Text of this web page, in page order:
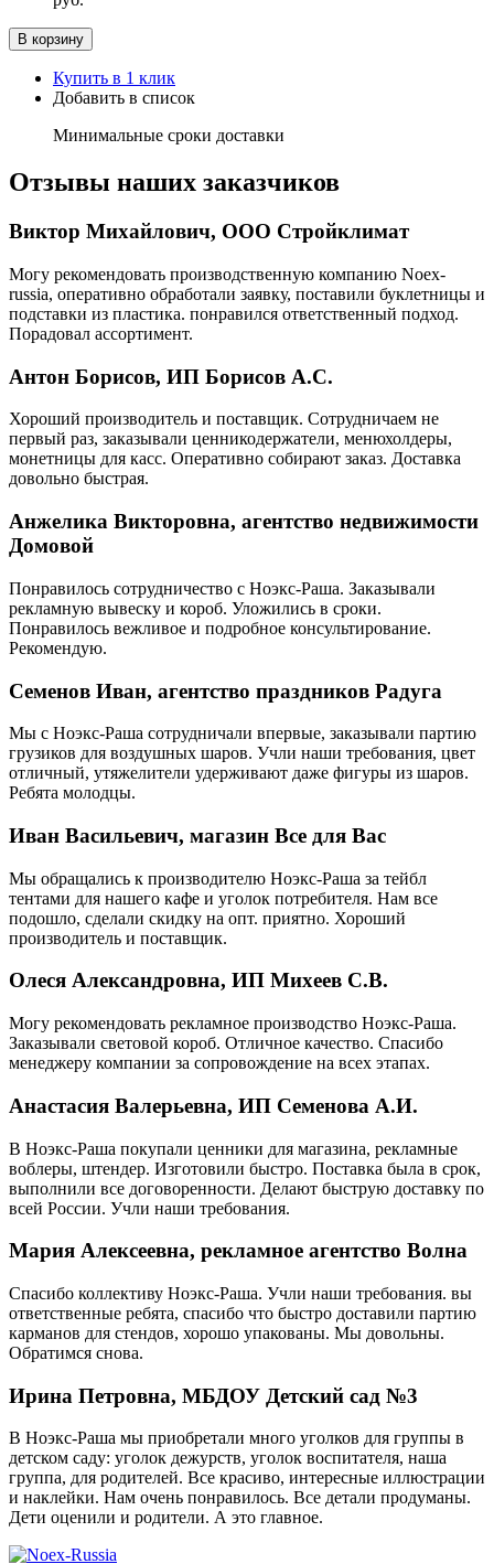
В корзину
Купить в 1 клик
Добавить в список
Минимальные сроки доставки
Отзывы наших заказчиков
Виктор Михайлович, ООО Стройклимат
Могу рекомендовать производственную компанию Noex-
russia, оперативно обработали заявку, поставили буклетницы и
подставки из пластика. понравился ответственный подход.
Порадовал ассортимент.
Антон Борисов, ИП Борисов А.С.
Хороший производитель и поставщик. Сотрудничаем не
первый раз, заказывали ценникодержатели, менюхолдеры,
монетницы для касс. Оперативно собирают заказ. Доставка
довольно быстрая.
Анжелика Викторовна, агентство недвижимости
Домовой
Понравилось сотрудничество с Ноэкс-Раша. Заказывали
рекламную вывеску и короб. Уложились в сроки.
Понравилось вежливое и подробное консультирование.
Рекомендую.
Семенов Иван, агентство праздников Радуга
Мы с Ноэкс-Раша сотрудничали впервые, заказывали партию
грузиков для воздушных шаров. Учли наши требования, цвет
отличный, утяжелители удерживают даже фигуры из шаров.
Ребята молодцы.
Иван Васильевич, магазин Все для Вас
Мы обращались к производителю Ноэкс-Раша за тейбл
тентами для нашего кафе и уголок потребителя. Нам все
подошло, сделали скидку на опт. приятно. Хороший
производитель и поставщик.
Олеся Александровна, ИП Михеев С.В.
Могу рекомендовать рекламное производство Ноэкс-Раша.
Заказывали световой короб. Отличное качество. Спасибо
менеджеру компании за сопровождение на всех этапах.
Анастасия Валерьевна, ИП Семенова А.И.
В Ноэкс-Раша покупали ценники для магазина, рекламные
воблеры, штендер. Изготовили быстро. Поставка была в срок,
выполнили все договоренности. Делают быструю доставку по
всей России. Учли наши требования.
Мария Алексеевна, рекламное агентство Волна
Спасибо коллективу Ноэкс-Раша. Учли наши требования. вы
ответственные ребята, спасибо что быстро доставили партию
карманов для стендов, хорошо упакованы. Мы довольны.
Обратимся снова.
Ирина Петровна, МБДОУ Детский сад №3
В Ноэкс-Раша мы приобретали много уголков для группы в
детском саду: уголок дежурств, уголок воспитателя, наша
группа, для родителей. Все красиво, интересные иллюстрации
и наклейки. Нам очень понравилось. Все детали продуманы.
Дети оценили и родители. А это главное.